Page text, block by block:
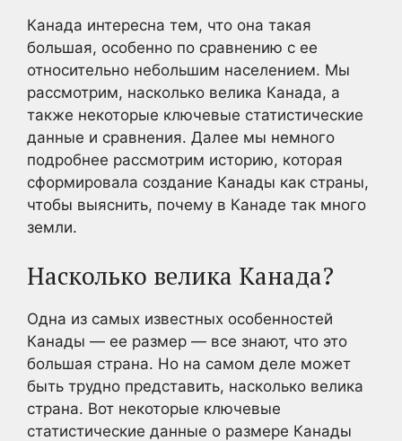
Канада интересна тем, что она такая
большая, особенно по сравнению с ее
относительно небольшим населением. Мы
рассмотрим, насколько велика Канада, а
также некоторые ключевые статистические
данные и сравнения. Далее мы немного
подробнее рассмотрим историю, которая
сформировала создание Канады как страны,
чтобы выяснить, почему в Канаде так много
земли.
Насколько велика Канада?
Одна из самых известных особенностей
Канады — ее размер — все знают, что это
большая страна. Но на самом деле может
быть трудно представить, насколько велика
страна. Вот некоторые ключевые
статистические данные о размере Канады